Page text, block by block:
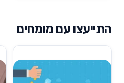
התייעצו עם מומחים